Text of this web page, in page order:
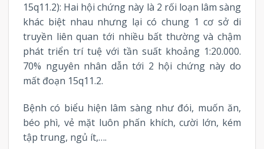
15q11.2): Hai hội chứng này là 2 rối loạn lâm sàng
khác biệt nhau nhưng lại có chung 1 cơ sở di
truyền liên quan tới nhiều bất thường và chậm
phát triển trí tuệ với tần suất khoảng 1:20.000.
70% nguyên nhân dẫn tới 2 hội chứng này do
mất đoạn 15q11.2.
Bệnh có biểu hiện lâm sàng như đói, muốn ăn,
béo phì, vẻ mặt luôn phấn khích, cười lớn, kém
tập trung, ngủ ít,….